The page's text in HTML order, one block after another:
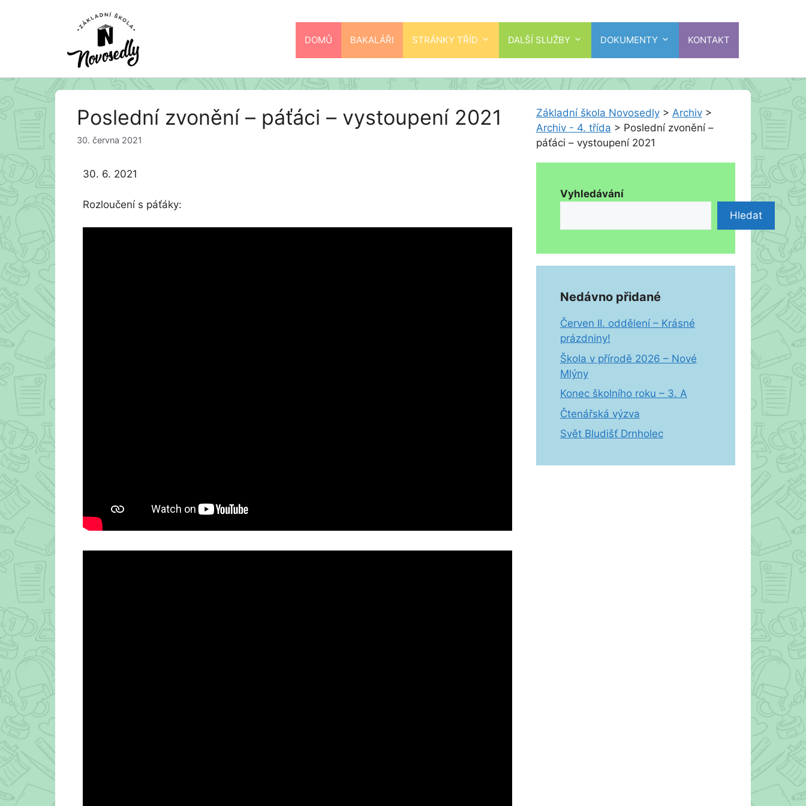
DOMŮ BAKALÁŘI STRÁNKY TŘÍD DALŠÍ SLUŽBY DOKUMENTY KONTAKT
Poslední zvonění – páťáci – vystoupení 2021
30. června 2021
30. 6. 2021
Rozloučení s páťáky:
Základní škola Novosedly> Archiv>
Archiv - 4. třída > Poslední zvonění –
páťáci – vystoupení 2021
Vyhledávání
Hledat
Nedávno přidané
Červen II. oddělení – Krásné
prázdniny!
Škola v přírodě 2026 – Nové
Mlýny
Konec školního roku – 3. A
Čtenářská výzva
Svět Bludišť Drnholec